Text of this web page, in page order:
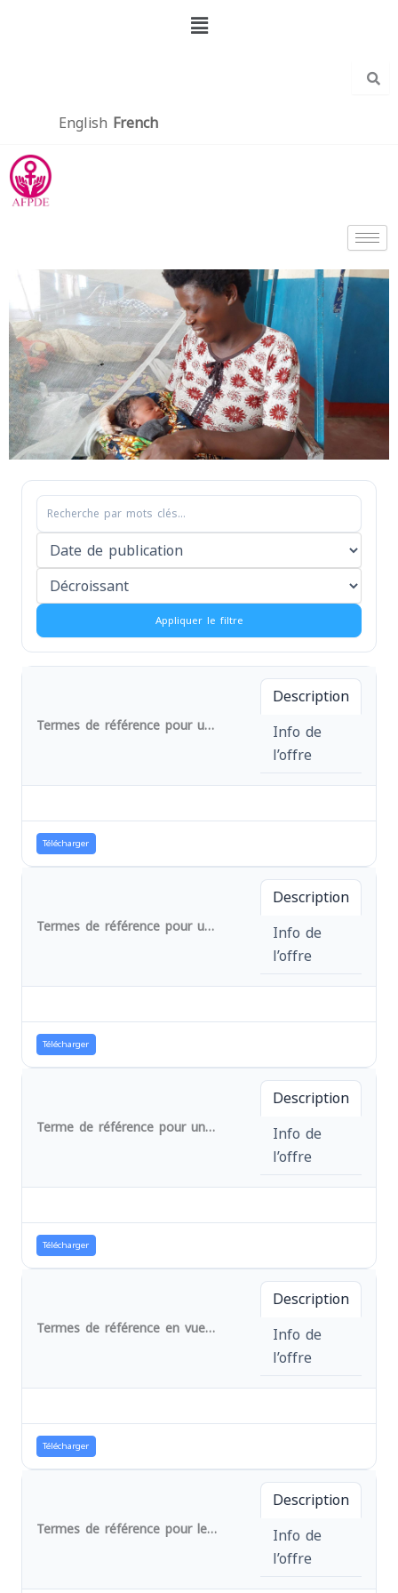
Menu
English French
Appliquer le filtre
Termes de référence pour un consultant pour la traduction en français de l’outil counseling sur les violences sexuelles et basées sur le genre (VSBG)
Description
Info de
l’offre
Télécharger
Termes de référence pour un contrat cadre de réalisation des contrôles internes mensuels au sein de l'organisation Association des Femmes pour la Promotion et le Développement Endogène (AFPDE). Réf.: DAO N° 046-B/AFPDE/SK-UV/2026
Description
Info de
l’offre
Télécharger
Terme de référence pour un contrat d’audit institutionnel de l’organisation Association des Femmes pour la Promotion et le Développement Endogène (AFPDE). Réf. : DAO N° 048-B/AFPDE/SK-UV/2026
Description
Info de
l’offre
Télécharger
Termes de référence en vue de la sélection d'un(e) consultant(e) pour l'audit des comptes du programme regional d'urgence AA N° 6100184. (DAO N° 039/AA/MEDEOR/AFPDE-SFBSP/2025)
Description
Info de
l’offre
Télécharger
Termes de référence pour le recrutement d’un consultant pour la réélaboration et élaboration des manuels et politiques de gestion de l’AFPDE. Réf.. N° 037/URG/AA/MEDEOR/AFPDE/2024
Description
Info de
l’offre